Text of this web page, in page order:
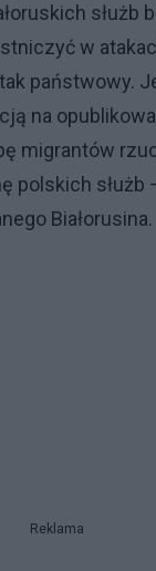
służb
w
państwowy.
na
migrantów
polskich służb
Białorusina.
Reklama